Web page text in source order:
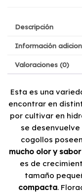
Descripción
Información
Valoraciones (0)
Esta es una
encontrar en
por cultivar en
se
cogollos poseen
mucho olor y
es de
tamaño
compacta.